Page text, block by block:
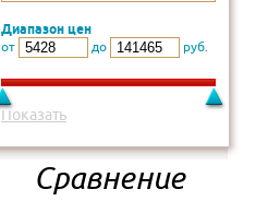
Диапазон цен
от
до руб.
Показать
Сравнение